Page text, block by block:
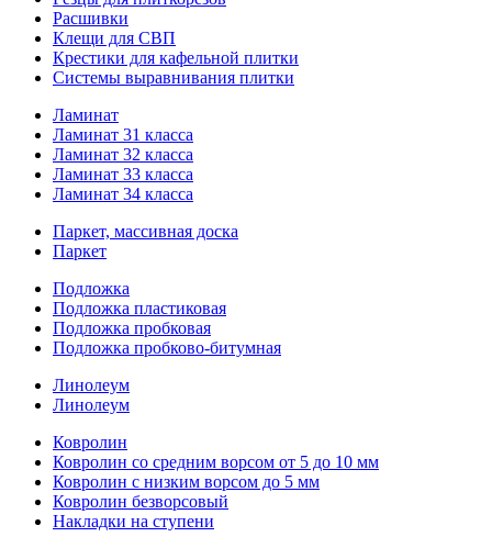
Расшивки
Клещи для СВП
Крестики для кафельной плитки
Системы выравнивания плитки
Ламинат
Ламинат 31 класса
Ламинат 32 класса
Ламинат 33 класса
Ламинат 34 класса
Паркет, массивная доска
Паркет
Подложка
Подложка пластиковая
Подложка пробковая
Подложка пробково-битумная
Линолеум
Линолеум
Ковролин
Ковролин со средним ворсом от 5 до 10 мм
Ковролин с низким ворсом до 5 мм
Ковролин безворсовый
Накладки на ступени